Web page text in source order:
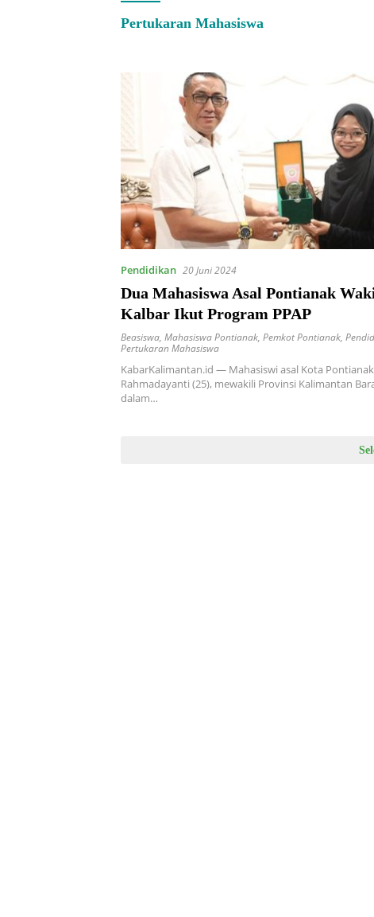
Pertukaran Mahasiswa
Pendidikan 20 Juni 2024
Dua Mahasiswa Asal Pontianak
Kalbar Ikut Program PPAP
Beasiswa, Mahasiswa Pontianak, Pemkot Pontianak,
Pertukaran Mahasiswa
KabarKalimantan.id — Mahasiswi asal Kota
Rahmadayanti (25), mewakili Provinsi Kalimantan
dalam…